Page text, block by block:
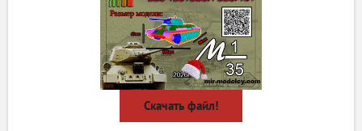
Скачать файл!